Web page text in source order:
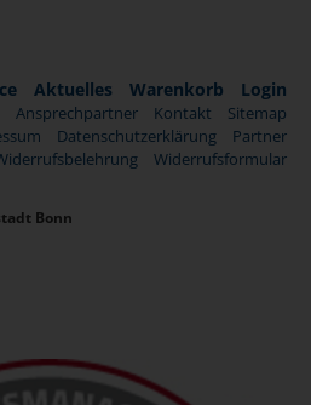
Aktuelles Warenkorb Login
Ansprechpartner Kontakt
Sitemap
Datenschutzerklärung
Partner
Widerrufsformular
Bonn